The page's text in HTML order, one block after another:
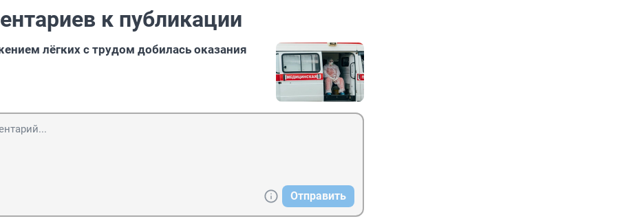
к публикации
лёгких с трудом добилась оказания
Отправить